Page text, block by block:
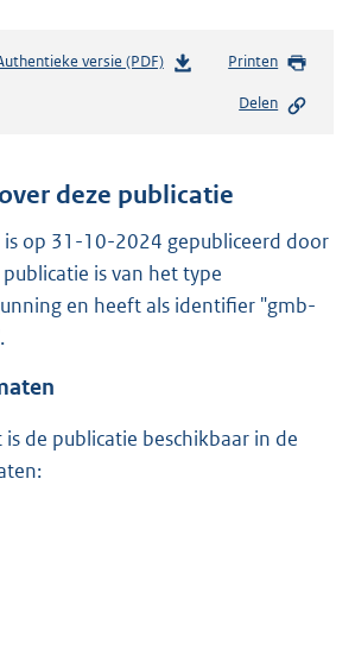
versie (PDF)b
n
s
r
o
:
Printen
Delen
deze publicatie
is op 31-10-2024 gepubliceerd door
publicatie is van het type
en heeft als identifier "gmb-
de publicatie beschikbaar in de